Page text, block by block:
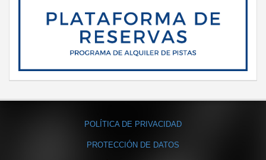
POLÍTICA DE PRIVACIDAD
PROTECCIÓN DE DATOS